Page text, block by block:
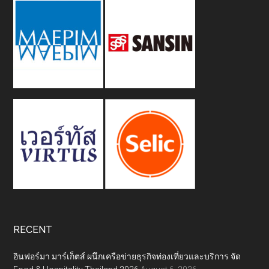
RECENT
อินฟอร์มา มาร์เก็ตส์ ผนึกเครือข่ายธุรกิจท่องเที่ยวและบริการ จัด